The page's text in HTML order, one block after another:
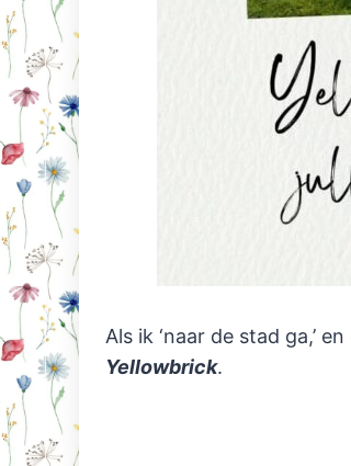
Als ik ‘naar de stad ga,’
Yellowbrick.